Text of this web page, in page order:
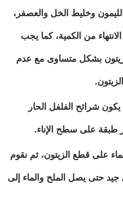
وخليط الخل والعصفر،
من الكمية، كما يجب
بشكل متساوى مع عدم
شرائح الفلفل الحار
طبقة على سطح الإناء.
على قطع الزيتون، ثم نقوم
حتى يصل الملح والماء إلى